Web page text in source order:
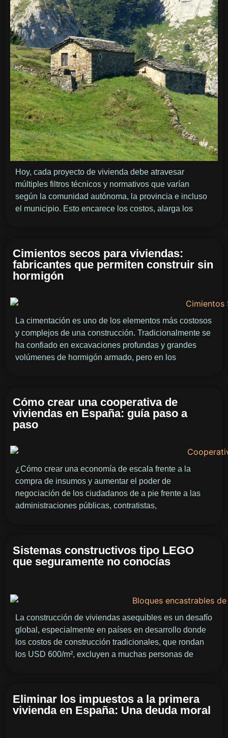
Hoy, cada proyecto de vivienda debe atravesar
múltiples filtros técnicos y normativos que varían
según la comunidad autónoma, la provincia e incluso
el municipio. Esto encarece los costos, alarga los
Cimientos secos para viviendas:
fabricantes que permiten construir sin
hormigón
La cimentación es uno de los elementos más costosos
y complejos de una construcción. Tradicionalmente se
ha confiado en excavaciones profundas y grandes
volúmenes de hormigón armado, pero en los
Cómo crear una cooperativa de
viviendas en España: guía paso a
paso
¿Cómo crear una economía de escala frente a la
compra de insumos y aumentar el poder de
negociación de los ciudadanos de a pie frente a las
administraciones públicas, contratistas,
Sistemas constructivos tipo LEGO
que seguramente no conocías
La construcción de viviendas asequibles es un desafío
global, especialmente en países en desarrollo donde
los costos de construcción tradicionales, que rondan
los USD 600/m², excluyen a muchas personas de
Eliminar los impuestos a la primera
vivienda en España: Una deuda moral